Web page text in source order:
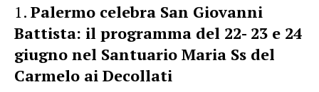
Palermo celebra San Giovanni
Battista: il programma del 22- 23 e 24
giugno nel Santuario Maria Ss del
Carmelo ai Decollati